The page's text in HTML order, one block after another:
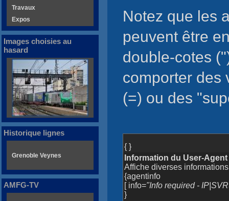
Notez que les
peuvent être
double-cotes
comporter des
(=) ou des
{ }
Information du User-Agent
Affiche diverses
{agentinfo
[ info="Info required -
}
Travaux
Expos
Images choisies au
hasard
Historique lignes
Grenoble Veynes
AMFG-TV